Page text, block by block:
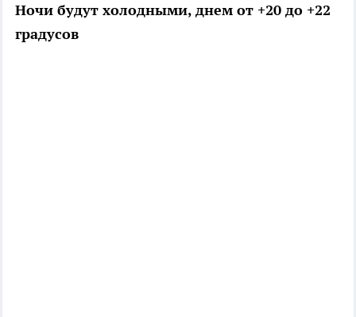
Ночи будут холодными, днем от +20 до +22
градусов